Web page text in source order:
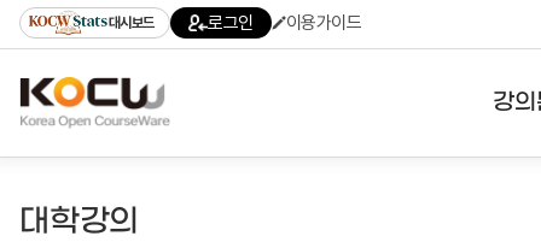
기
기
기
content)
가
대시보드 로그인 이용가이드
강
대학강의